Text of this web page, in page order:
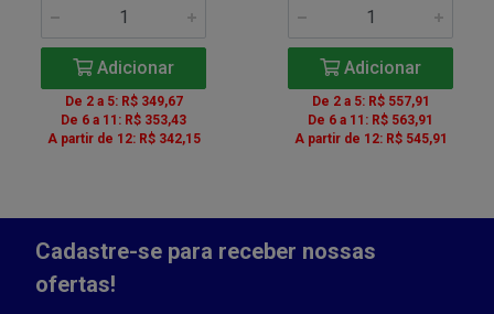
Adicionar
De 2 a 5: R$ 349,67
De 6 a 11: R$ 353,43
A partir de 12: R$ 342,15
Adicionar
De 2 a 5: R$ 557,91
De 6 a 11: R$ 563,91
A partir de 12: R$ 545,91
Cadastre-se para receber nossas
ofertas!